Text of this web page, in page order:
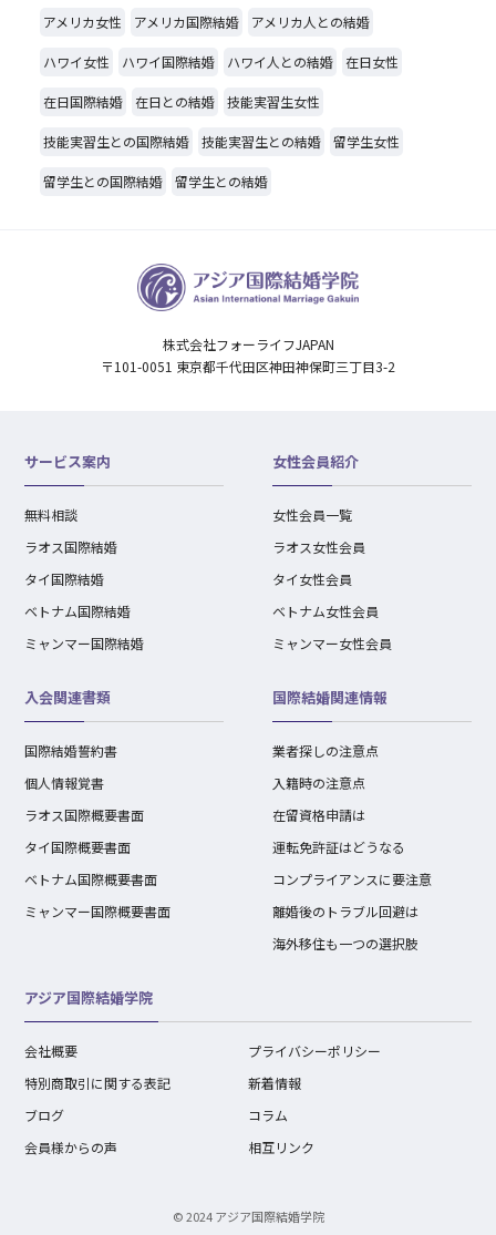
アメリカ女性 アメリカ国際結婚 アメリカ人との結婚
ハワイ女性 ハワイ国際結婚 ハワイ人との結婚 在日女性
在日国際結婚 在日との結婚 技能実習生女性
技能実習生との国際結婚 技能実習生との結婚 留学生女性
留学生との国際結婚 留学生との結婚
株式会社フォーライフJAPAN
〒101-0051 東京都千代田区神田神保町三丁目3-2
サービス案内
無料相談
ラオス国際結婚
タイ国際結婚
ベトナム国際結婚
ミャンマー国際結婚
女性会員紹介
女性会員一覧
ラオス女性会員
タイ女性会員
ベトナム女性会員
ミャンマー女性会員
入会関連書類
国際結婚誓約書
個人情報覚書
ラオス国際概要書面
タイ国際概要書面
ベトナム国際概要書面
ミャンマー国際概要書面
国際結婚関連情報
業者探しの注意点
入籍時の注意点
在留資格申請は
運転免許証はどうなる
コンプライアンスに要注意
離婚後のトラブル回避は
海外移住も一つの選択肢
アジア国際結婚学院
会社概要
プライバシーポリシー
特別商取引に関する表記
新着情報
ブログ
コラム
会員様からの声
相互リンク
© 2024 アジア国際結婚学院